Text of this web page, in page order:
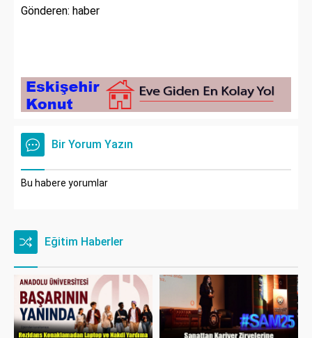
Gönderen: haber
Bir Yorum Yazın
Bu habere yorumlar
Eğitim Haberler